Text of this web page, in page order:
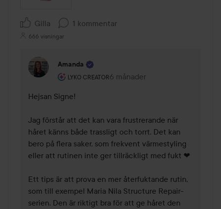
Gilla 1 kommentar
666 visningar
Amanda
LYKO CREATOR
Användarens roll: Lyko Creator.
6 månader
Kommentaren lades 6 månader
Hejsan Signe!
Jag förstår att det kan vara frustrerande när
håret känns både trassligt och torrt. Det kan
bero på flera saker, som frekvent värmestyling
eller att rutinen inte ger tillräckligt med fukt ❤
Ett tips är att prova en mer återfuktande rutin,
som till exempel Maria Nila Structure Repair-
serien. Den är riktigt bra för att ge håret den